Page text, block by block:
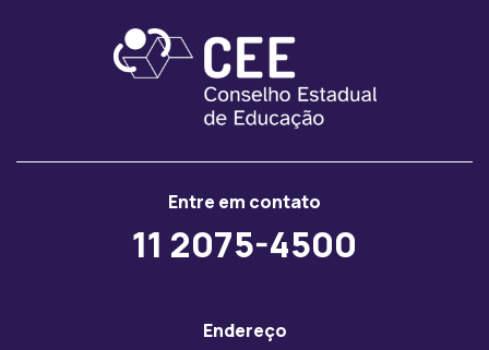
Entre em contato
11 2075-4500
Endereço